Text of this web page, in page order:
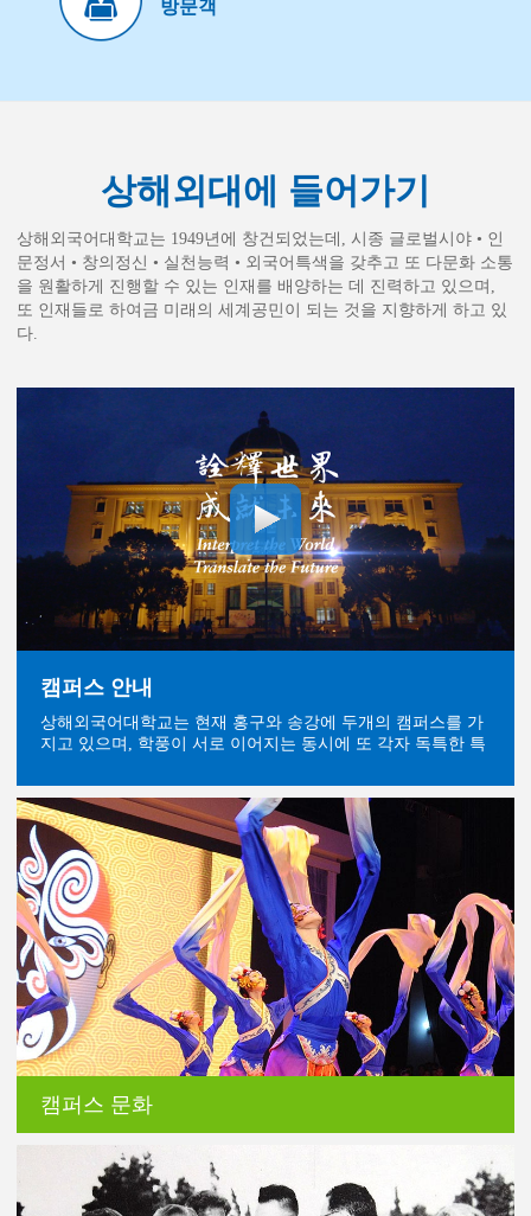
방문객
상해외대에 들어가기
상해외국어대학교는 1949년에 창건되었는데, 시종 글로벌시야 • 인
문정서 • 창의정신 • 실천능력 • 외국어특색을 갖추고 또 다문화 소통
을 원활하게 진행할 수 있는 인재를 배양하는 데 진력하고 있으며,
또 인재들로 하여금 미래의 세계공민이 되는 것을 지향하게 하고 있
다.
캠퍼스 안내
상해외국어대학교는 현재 홍구와 송강에 두개의 캠퍼스를 가
지고 있으며, 학풍이 서로 이어지는 동시에 또 각자 독특한 특
캠퍼스 문화